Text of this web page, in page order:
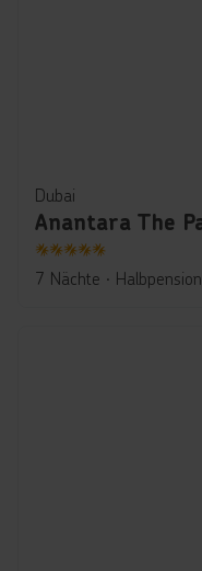
Dubai
5
7 Nächte ∙ Halbpension